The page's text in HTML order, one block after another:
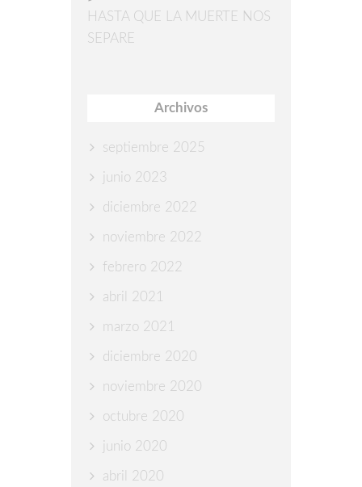
HASTA QUE LA MUERTE NOS
SEPARE
Archivos
septiembre 2025
junio 2023
diciembre 2022
noviembre 2022
febrero 2022
abril 2021
marzo 2021
diciembre 2020
noviembre 2020
octubre 2020
junio 2020
abril 2020